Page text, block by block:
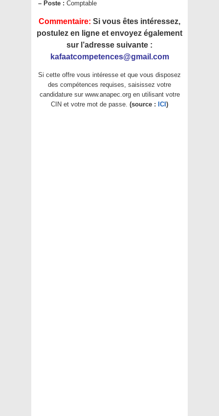
– Poste : Comptable
Commentaire: Si vous êtes intéressez,
postulez en ligne et envoyez également
sur l’adresse suivante :
kafaatcompetences@gmail.com
Si cette offre vous intéresse et que vous disposez
des compétences requises, saisissez votre
candidature sur www.anapec.org en utilisant votre
CIN et votre mot de passe. (source : ICI )